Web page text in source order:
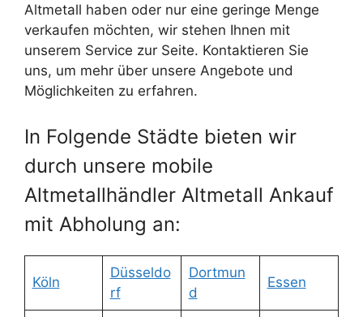
Altmetall haben oder nur eine geringe Menge
verkaufen möchten, wir stehen Ihnen mit
unserem Service zur Seite. Kontaktieren Sie
uns, um mehr über unsere Angebote und
Möglichkeiten zu erfahren.
In Folgende Städte bieten wir
durch unsere mobile
Altmetallhändler Altmetall Ankauf
mit Abholung an:
Köln
Düsseldo
rf
Dortmun
d
Essen